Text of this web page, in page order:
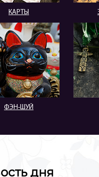
КАРТЫ
ФЭН-ШУЙ
дня